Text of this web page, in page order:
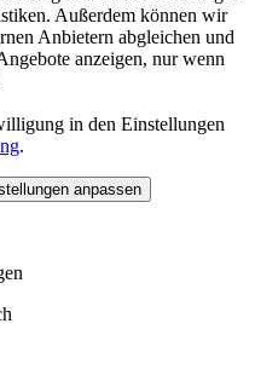
Außerdem können wir
Anbietern abgleichen und
anzeigen, nur wenn
in den Einstellungen
.
anpassen